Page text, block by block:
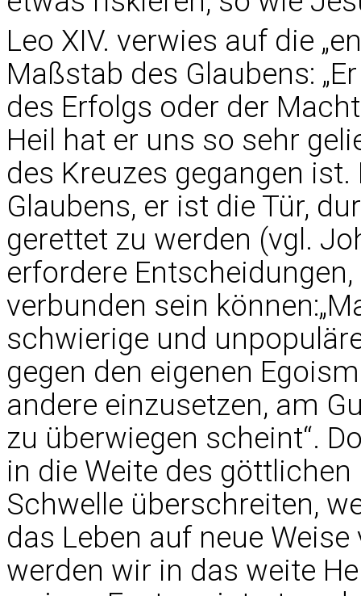
Leo XIV. verwies auf die
Maßstab des Glaubens:
des Erfolgs oder der
Heil hat er uns so sehr
des Kreuzes gegangen
Glaubens, er ist die Tür,
gerettet zu werden (vgl.
erfordere
verbunden sein
schwierige und
gegen den eigenen
andere einzusetzen, am
zu überwiegen scheint“.
in die Weite des göttlichen
Schwelle überschreiten,
das Leben auf neue
werden wir in das weite